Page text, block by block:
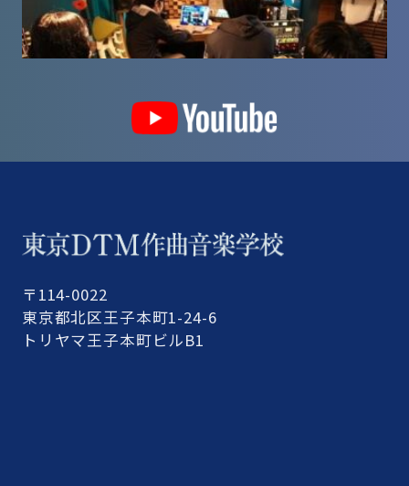
〒114-0022
東京都北区王子本町1-24-6
トリヤマ王子本町ビルB1